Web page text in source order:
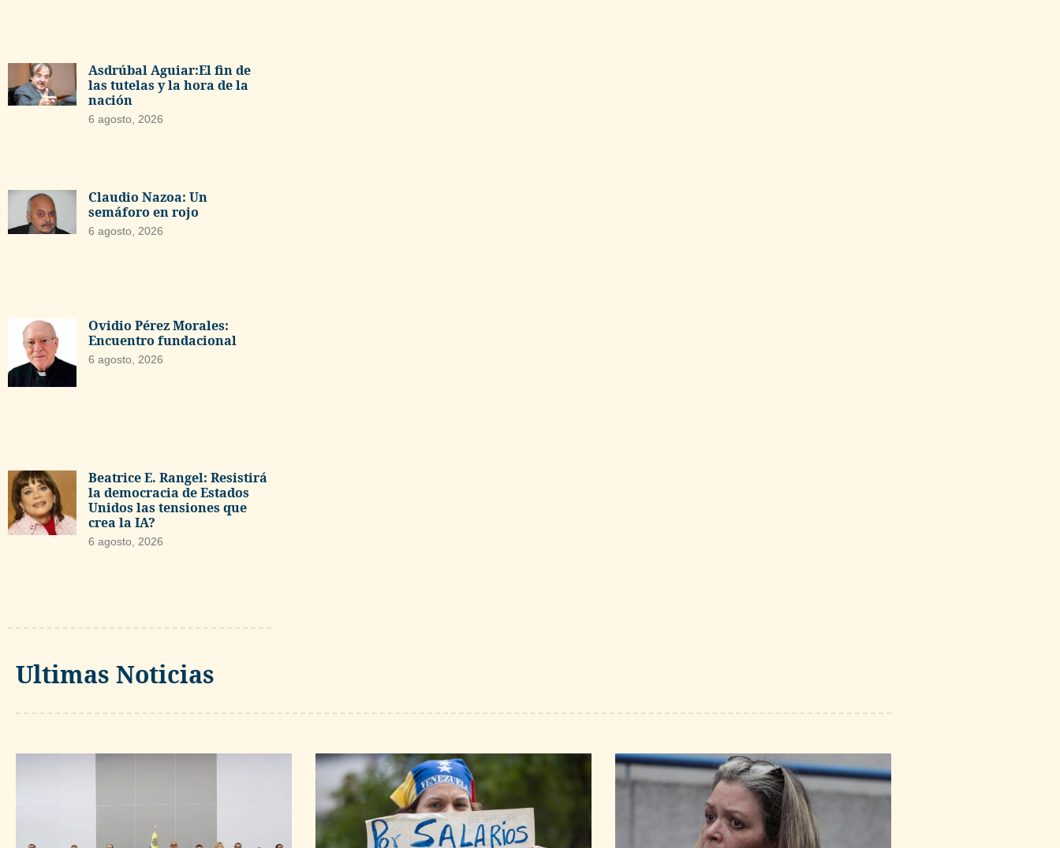
Asdrúbal Aguiar:El fin de
las tutelas y la hora de la
nación
6 agosto, 2026
Claudio Nazoa: Un
semáforo en rojo
6 agosto, 2026
Ovidio Pérez Morales:
Encuentro fundacional
6 agosto, 2026
Beatrice E. Rangel: Resistirá
la democracia de Estados
Unidos las tensiones que
crea la IA?
6 agosto, 2026
Ultimas Noticias